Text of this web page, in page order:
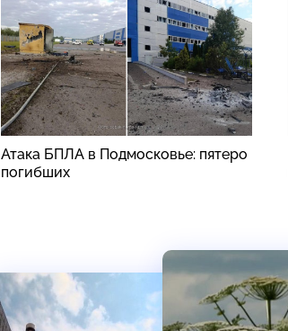
Атака БПЛА в Подмосковье: пятеро
погибших